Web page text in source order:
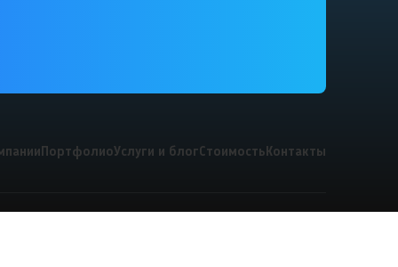
ПортфолиоУслуги и блогСтоимость Контакты